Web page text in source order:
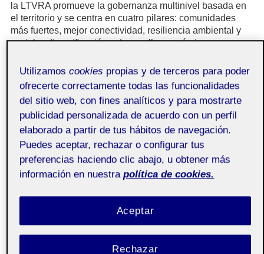
la LTVRA promueve la gobernanza multinivel basada en
el territorio y se centra en cuatro pilares: comunidades
más fuertes, mejor conectividad, resiliencia ambiental y
social, y diversificación y desarrollo económicos.
áreas rurales a través de las políticas de la UE y el Plan
de Acción Rural de la UE, que incluye el Pacto Rural
Europeo, informes del mecanismo rural de garantía (o
rural proofing
), el Observatorio Rural de la UE y el Kit de
Herramientas sobre fondos de la UE para áreas rurales.
Estos tienen como objetivo incorporar las necesidades
rurales en la formulación de políticas, fortalecer la
cooperación, mejorar la disponibilidad de los datos y
aumentar el acceso a los recursos financieros.
los niveles de gobernanza para amplificar las voces
rurales, facilitar la creación de redes y fomentar los
Utilizamoscookies propias y de terceros para poder
ofrecerte correctamente todas las funcionalidades
del sitio web, con fines analíticos y para mostrarte
publicidad personalizada de acuerdo con un perfil
elaborado a partir de tus hábitos de navegación.
Puedes aceptar, rechazar o configurar tus
preferencias haciendo clic abajo, u obtener más
información en nuestra política de cookies.
Rechazar
Aceptar